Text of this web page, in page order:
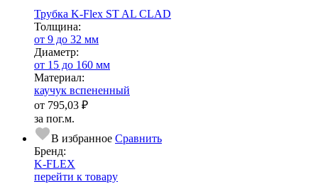
Трубка K-Flex ST AL CLAD
Тол­щи­на:
от 9 до 32 мм
Диаметр:
от 15 до 160 мм
Ма­­те­­ри­­ал:
каучук вспененный
от 795,03 ₽
за пог.м.
В избранное Сравнить
Бренд:
K-FLEX
перейти к товару